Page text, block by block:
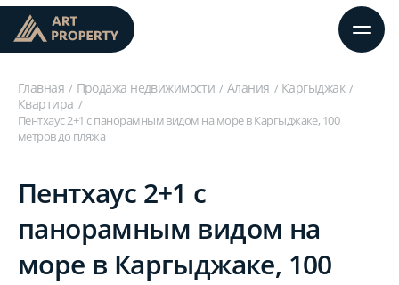
Главная Продажа недвижимости Алания
Каргыджак
Квартира
Пентхаус 2+1 с панорамным видом на море в Каргыджаке, 100
метров до пляжа
Пентхаус 2+1 с
панорамным видом на
море в Каргыджаке, 100